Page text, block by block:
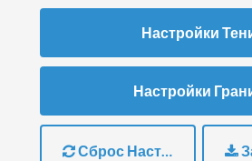
Настройки
Настройки
Сброс Настроек